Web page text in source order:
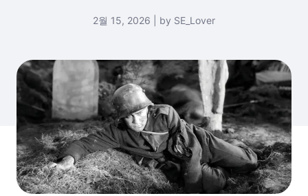
2월 15, 2026 | by SE_Lover